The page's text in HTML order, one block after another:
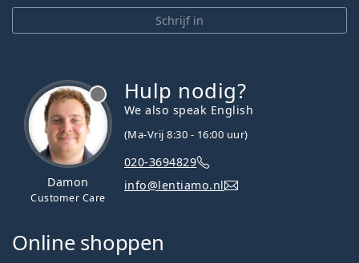
Schrijf in
Damon
Customer Care
Hulp nodig?
We also speak English
(Ma-Vrij 8:30 - 16:00 uur)
020-3694829
info@lentiamo.nl
Online shoppen